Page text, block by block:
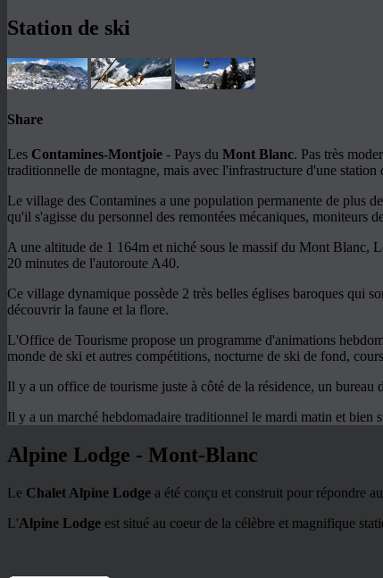
Station de ski
Share
Les Contamines-Montjoie - Pays du Mont Blanc. Pas très
traditionnelle de montagne, mais avec l'infrastructure d'une station
Le village des Contamines a une population permanente de plus
qu'il s'agisse du personnel des remontées mécaniques, moniteurs
A une altitude de 1 164m et niché sous le massif du Mont Blanc,
20 minutes de l'autoroute A40.
Ce village dynamique possède 2 très belles églises baroques qui
découvrir la faune et la flore.
L'Office de Tourisme propose un programme d'animations
monde de ski et autres compétitions, nocturne de ski de fond,
Il y a un office de tourisme juste à côté de la résidence, un bureau
Il y a un marché hebdomadaire traditionnel le mardi matin et bien
Alpine Lodge - Mont-Blanc
Le Chalet Alpine Lodge a été conçu et construit pour répondre
L'Alpine Lodge est situé au coeur de la célèbre et magnifique